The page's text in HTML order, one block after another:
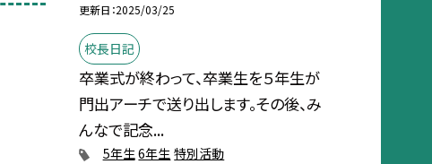
更新日 2025/03/25
校長日記
卒業式が終わって、卒業生を５年生が
門出アーチで送り出します。その後、み
んなで記念...
5年生6年生 特別活動